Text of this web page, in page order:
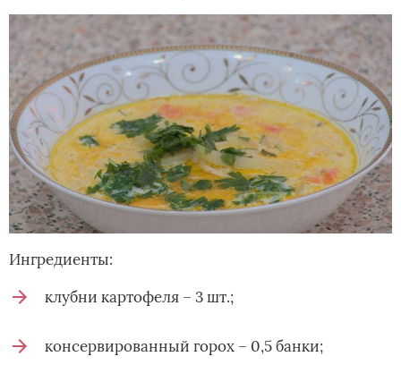
Ингредиенты:
клубни картофеля – 3 шт.;
консервированный горох – 0,5 банки;